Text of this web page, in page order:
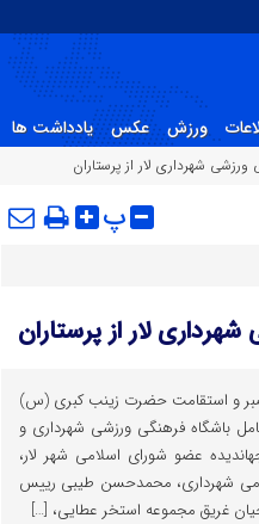
ورزش عکس یادداشت ها
شهرداری لار از پرستاران
پ
لار از پرستاران
صبر و استقامت حضرت زینب کبری (س)
باشگاه فرهنگی ورزشی شهرداری و
عضو شورای اسلامی شهر لار،
شهرداری، محمدحسن طیبی رییس
غریق مجموعه استخر عطایی، […]